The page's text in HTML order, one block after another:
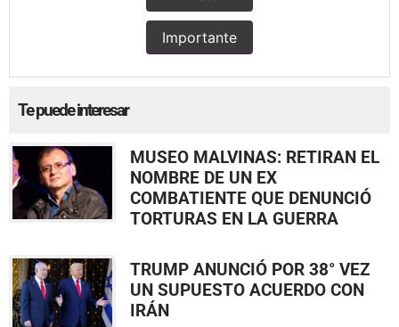
Importante
Te puede interesar
MUSEO MALVINAS: RETIRAN EL
NOMBRE DE UN EX
COMBATIENTE QUE DENUNCIÓ
TORTURAS EN LA GUERRA
TRUMP ANUNCIÓ POR 38° VEZ
UN SUPUESTO ACUERDO CON
IRÁN